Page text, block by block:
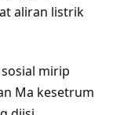
aliran listrik
mirip
Ma kesetrum